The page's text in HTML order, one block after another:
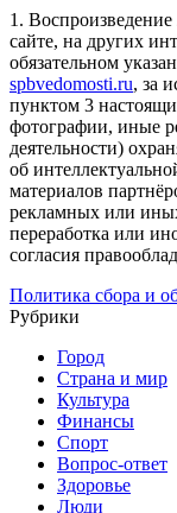
1.
сайте, на других
обязательном
spbvedomosti.ru, за
пунктом 3
фотографии, иные
деятельности)
об
материалов
рекламных или
переработка или
согласия
Политика сбора и
Рубрики
Город
Страна и мир
Культура
Финансы
Спорт
Вопрос-ответ
Здоровье
Люди